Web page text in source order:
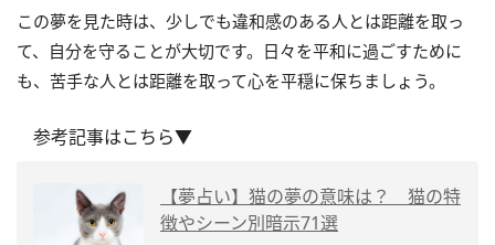
この夢を見た時は、少しでも違和感のある人とは距離を取っ
て、自分を守ることが大切です。日々を平和に過ごすために
も、苦手な人とは距離を取って心を平穏に保ちましょう。
参考記事はこちら▼
【夢占い】猫の夢の意味は？ 猫の特
徴やシーン別暗示71選